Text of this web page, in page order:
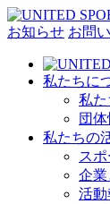
お知らせ お問
私たちに
私た
団
私たちの
ス
企業
活